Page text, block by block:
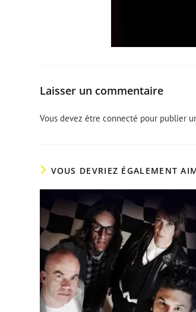
Laisser un commentaire
Vous devez êtreconnecté pour publier
VOUS DEVRIEZ ÉGALEMENT